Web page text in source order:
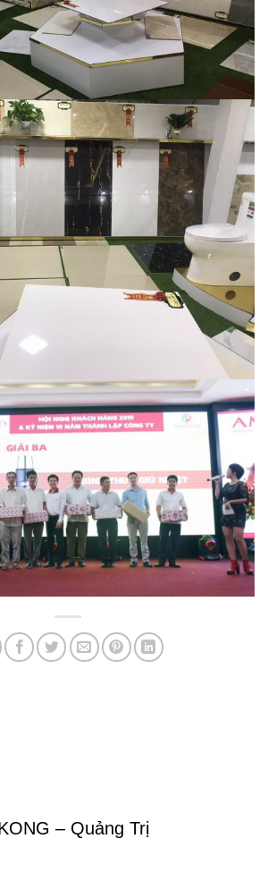
– Quảng Trị